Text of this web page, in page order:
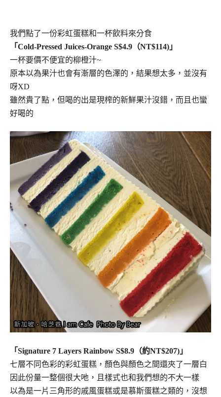
我們點了一份彩虹蛋糕和一杯飲料來分食
「Cold-Pressed Juices-Orange S$4.9（NT$114)」
一杯要價不便宜的柳橙汁~
原本以為果汁也會有漸層的色澤的，結果想太多，並沒有
呀XD
雖然貴了點，但喝的出是現榨的新鮮果汁沒錯，而且也蠻
好喝的
「Signature 7 Layers Rainbow S$8.9（約NT$207)」
七層不同色彩的彩虹蛋糕，顏色與顏色之間還夾了一層白
因此份量一整個很大吔，且樣式也和我們想的不大一樣
以為是一片三角形的戚風蛋糕或是慕斯蛋糕之類的，沒想